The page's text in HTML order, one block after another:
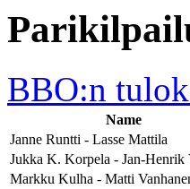
BBO:n
Name
Janne Runtti - Lasse Mattila
Jukka K. Korpela - Jan-
Markku Kulha - Matti